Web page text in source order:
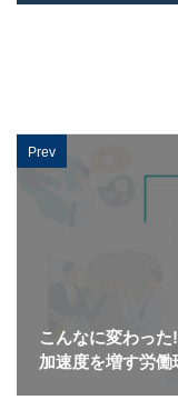
Prev
こんなに変わっ
加速度を増す労